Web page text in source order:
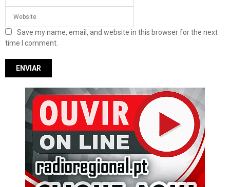
Save my name, email, and website in this browser for the next
time I comment.